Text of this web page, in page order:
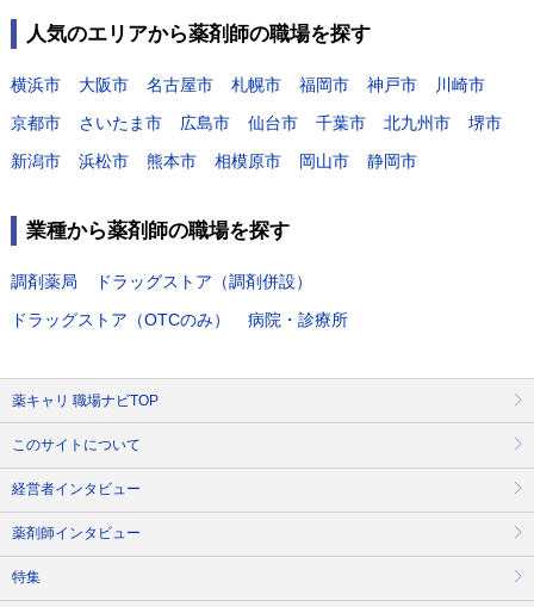
人気のエリアから薬剤師の職場を探す
横浜市 大阪市 名古屋市 札幌市 福岡市 神戸市
川崎市
京都市
さいたま市 広島市 仙台市 千葉市 北九州市
堺市
新潟市
浜松市 熊本市 相模原市 岡山市 静岡市
業種から薬剤師の職場を探す
調剤薬局
ドラッグストア（調剤併設）
ドラッグストア（OTCのみ）
病院・診療所
薬キャリ 職場ナビTOP
このサイトについて
経営者インタビュー
薬剤師インタビュー
特集